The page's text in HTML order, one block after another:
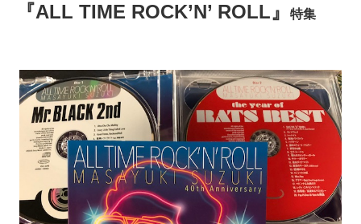
『ALL TIME ROCK’N’ ROLL』 特集